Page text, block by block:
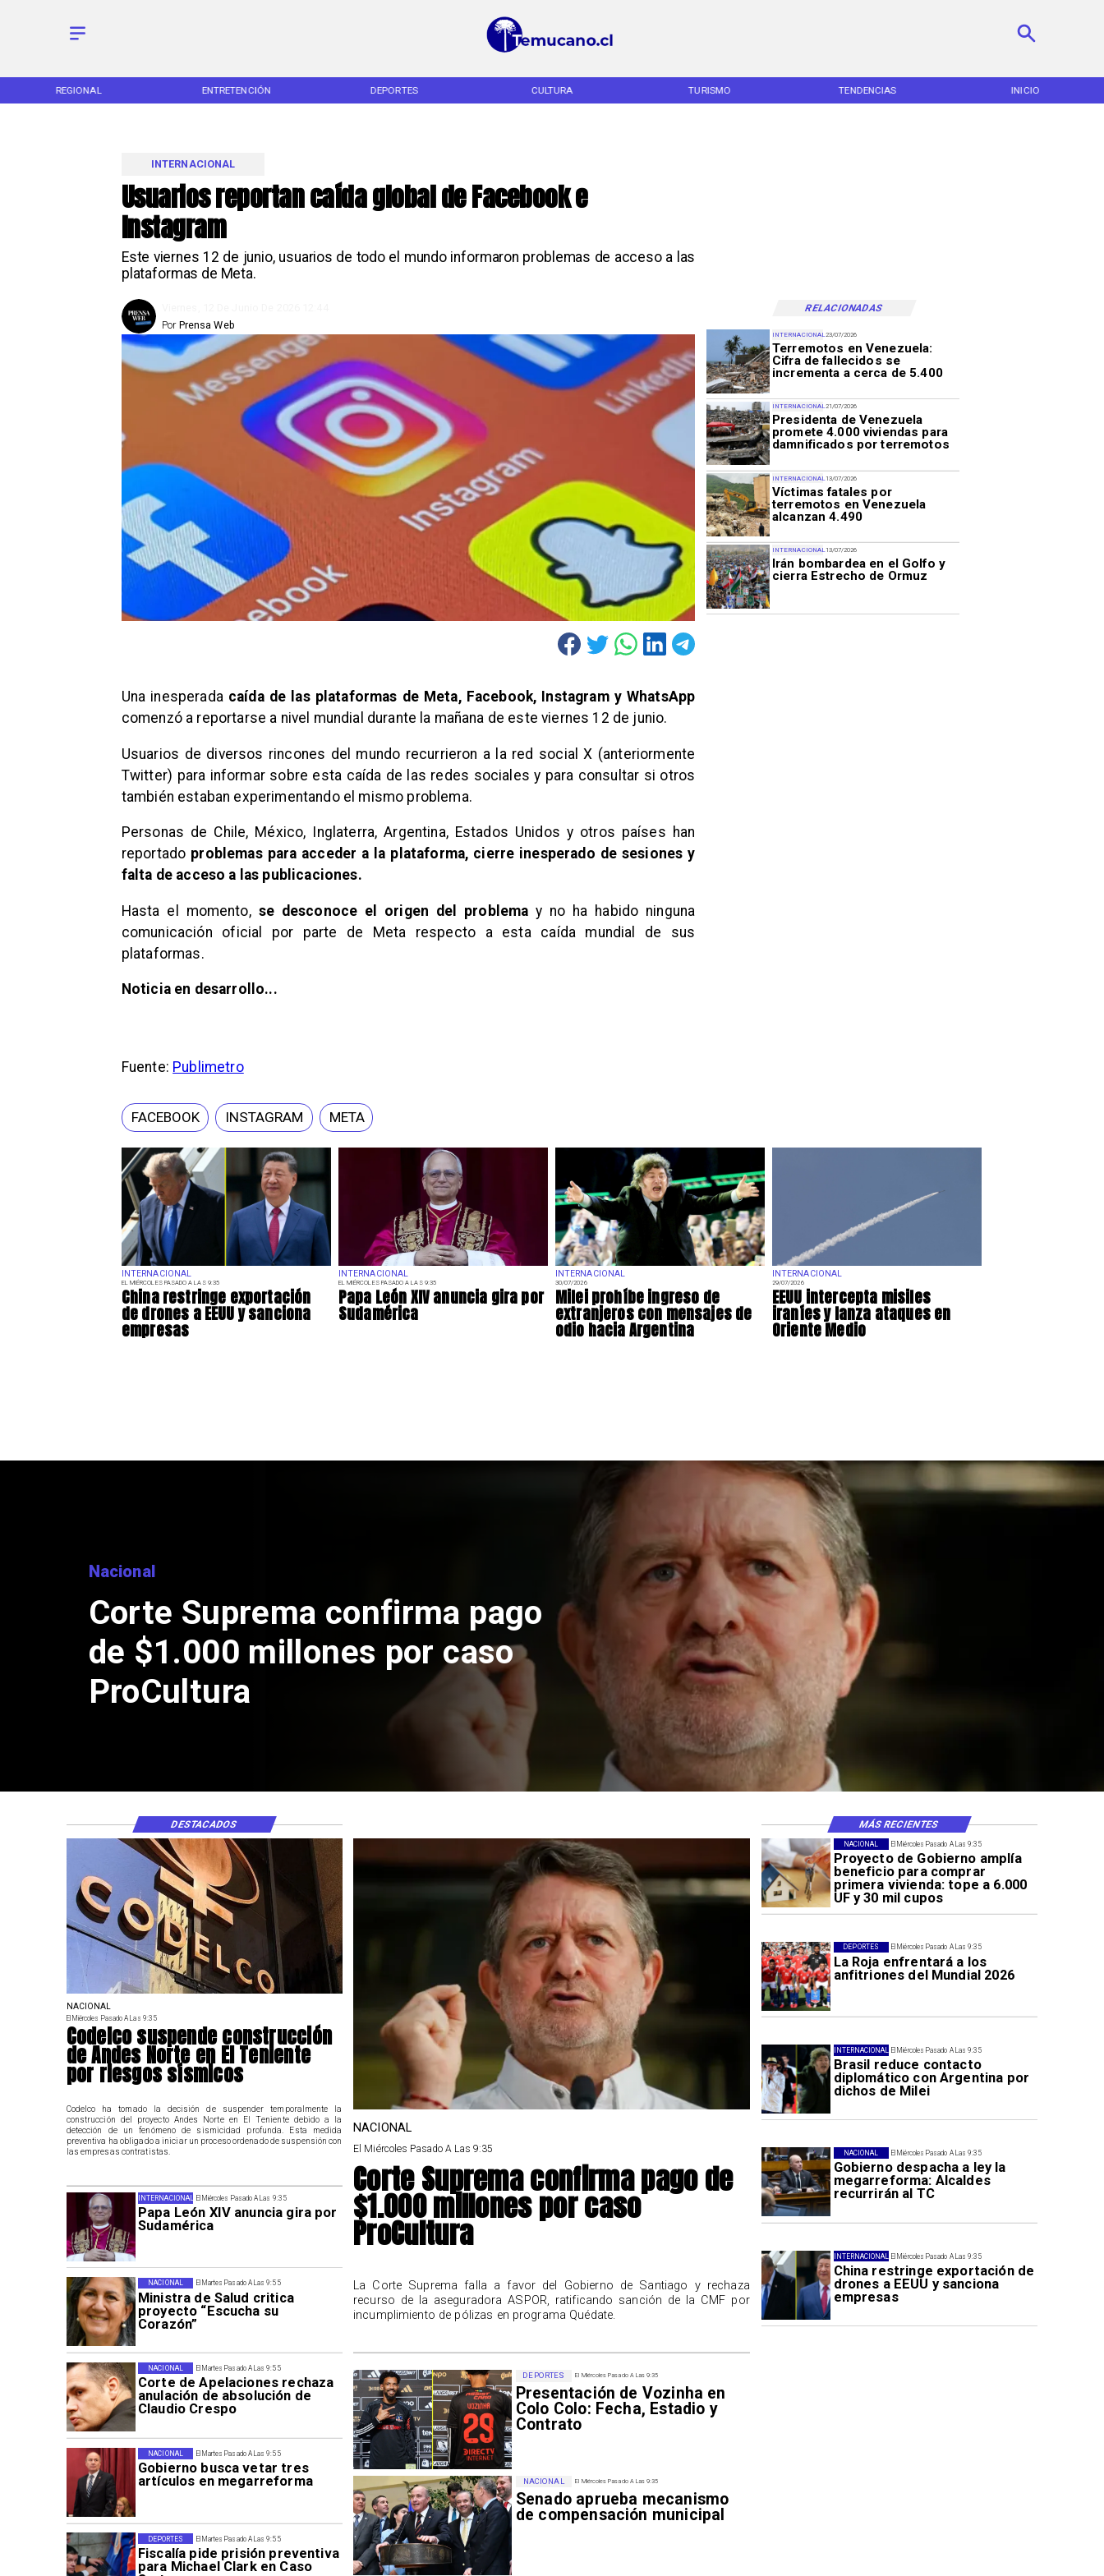
REGIONAL ENTRETENCIÓN DEPORTES CULTURA TURISMO TENDENCIAS INICIO
Usuarios reportan caída global de Facebook e
Instagram
Este viernes 12 de junio, usuarios de todo el mundo informaron problemas de acceso a las
plataformas de Meta.
INTERNACIONAL
RELACIONADAS
Prensa Web
Por
INTERNACIONAL
EL MIÉRCOLES PASADO A LAS 9:35
China restringe exportación
de drones a EEUU y sanciona
empresas
INTERNACIONAL
EL MIÉRCOLES PASADO A LAS 9:35
Papa León XIV anuncia gira por
Sudamérica
INTERNACIONAL
30/07/2026
Milei prohíbe ingreso de
extranjeros con mensajes de
odio hacia Argentina
INTERNACIONAL
29/07/2026
EEUU intercepta misiles
iraníes y lanza ataques en
Oriente Medio
23/07/2026
Terremotos en Venezuela:
Cifra de fallecidos se
incrementa a cerca de 5.400
INTERNACIONAL
21/07/2026
Presidenta de Venezuela
promete 4.000 viviendas para
damnificados por terremotos
INTERNACIONAL
13/07/2026
Víctimas fatales por
terremotos en Venezuela
alcanzan 4.490
INTERNACIONAL
13/07/2026
Irán bombardea en el Golfo y
cierra Estrecho de Ormuz
INTERNACIONAL
Una inesperada caída de las plataformas de Meta, Facebook, Instagram y WhatsApp
comenzó a reportarse a nivel mundial durante la mañana de este viernes 12 de junio.
Usuarios de diversos rincones del mundo recurrieron a la red social X (anteriormente
Twitter) para informar sobre esta caída de las redes sociales y para consultar si otros
también estaban experimentando el mismo problema.
Personas de Chile, México, Inglaterra, Argentina, Estados Unidos y otros países han
reportado problemas para acceder a la plataforma, cierre inesperado de sesiones y
falta de acceso a las publicaciones.
Hasta el momento, se desconoce el origen del problema y no ha habido ninguna
comunicación oficial por parte de Meta respecto a esta caída mundial de sus
plataformas.
Noticia en desarrollo...
Fuente: Publimetro
FACEBOOK INSTAGRAM META
Nacional
Codelco suspende
de Andes Norte en El
por riesgos sísmicos
El Miércoles Pasado A Las 9:35
Proyecto de Gobierno amplía
beneficio para comprar
primera vivienda: tope a 6.000
UF y 30 mil cupos
NACIONAL
El Miércoles Pasado A Las 9:35
La Roja enfrentará a los
anfitriones del Mundial 2026
DEPORTES
El Miércoles Pasado A Las 9:35
Brasil reduce contacto
diplomático con Argentina por
dichos de Milei
INTERNACIONAL
El Miércoles Pasado A Las 9:35
Gobierno despacha a ley la
megarreforma: Alcaldes
recurrirán al TC
NACIONAL
El Miércoles Pasado A Las 9:35
China restringe exportación de
drones a EEUU y sanciona
empresas
INTERNACIONAL
El Miércoles Pasado A Las 9:35
Papa León XIV anuncia gira por
Sudamérica
INTERNACIONAL
El Martes Pasado A Las 9:55
Ministra de Salud critica
proyecto “Escucha su
Corazón”
NACIONAL
El Martes Pasado A Las 9:55
Corte de Apelaciones rechaza
anulación de absolución de
Claudio Crespo
NACIONAL
El Martes Pasado A Las 9:55
Gobierno busca vetar tres
artículos en megarreforma
NACIONAL
El Martes Pasado A Las 9:55
Fiscalía pide prisión preventiva
para Michael Clark en Caso
DEPORTES
El Miércoles Pasado A Las 9:35
Presentación de Vozinha en
Colo Colo: Fecha, Estadio y
Contrato
DEPORTES
El Miércoles Pasado A Las 9:35
Senado aprueba mecanismo
de compensación municipal
NACIONAL
NACIONAL
El Miércoles Pasado A Las 9:35
Codelco suspende construcción
de Andes Norte en El Teniente
por riesgos sísmicos
Codelco ha tomado la decisión de suspender temporalmente la
construcción del proyecto Andes Norte en El Teniente debido a la
detección de un fenómeno de sismicidad profunda. Esta medida
preventiva ha obligado a iniciar un proceso ordenado de suspensión con
las empresas contratistas.
NACIONAL
El Miércoles Pasado A Las 9:35
Corte Suprema confirma pago de
$1.000 millones por caso
ProCultura
La Corte Suprema falla a favor del Gobierno de Santiago y rechaza
recurso de la aseguradora ASPOR, ratificando sanción de la CMF por
incumplimiento de pólizas en programa Quédate.
DESTACADOS MÁS RECIENTES